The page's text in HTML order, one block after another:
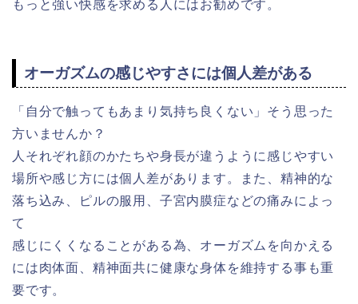
もっと強い快感を求める人にはお勧めです。
オーガズムの感じやすさには個人差がある
「自分で触ってもあまり気持ち良くない」そう思った
方いませんか？
人それぞれ顔のかたちや身長が違うように感じやすい
場所や感じ方には個人差があります。また、精神的な
落ち込み、ピルの服用、子宮内膜症などの痛みによっ
て
感じにくくなることがある為、オーガズムを向かえる
には肉体面、精神面共に健康な身体を維持する事も重
要です。